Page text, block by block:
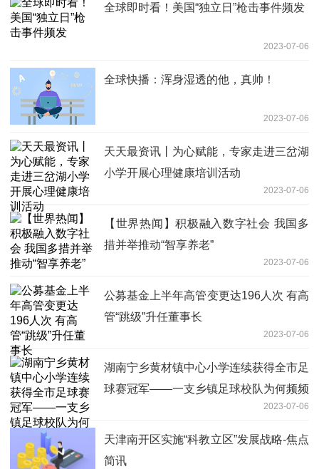
全球即时看！美国“独立日”枪击事件频发
2023-07-06
全球快播：浑身湿透的他，真帅！
2023-07-06
天天最资讯丨为心赋能，专家走进三岔湖
小学开展心理健康培训活动
2023-07-06
【世界热闻】积极融入数字社会 我国多
措并举推动“智享养老”
2023-07-06
公募基金上半年高管变更达196人次 有高
管“跳级”升任董事长
2023-07-06
湖南宁乡黄材镇中心小学连续获得全市足
球赛冠军——一支乡镇足球校队为何频频
2023-07-06
天津南开区实施“科教立区”发展战略-焦点
简讯